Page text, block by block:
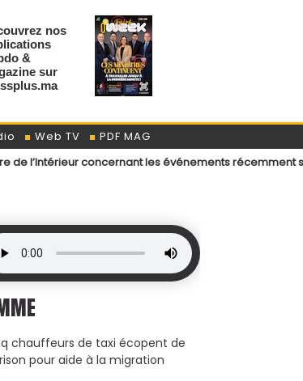
nos
&
sur
Web TV
PDF MAG
les événements récemment survenus aux
chauffeurs de taxi écopent de
pour aide à la migration